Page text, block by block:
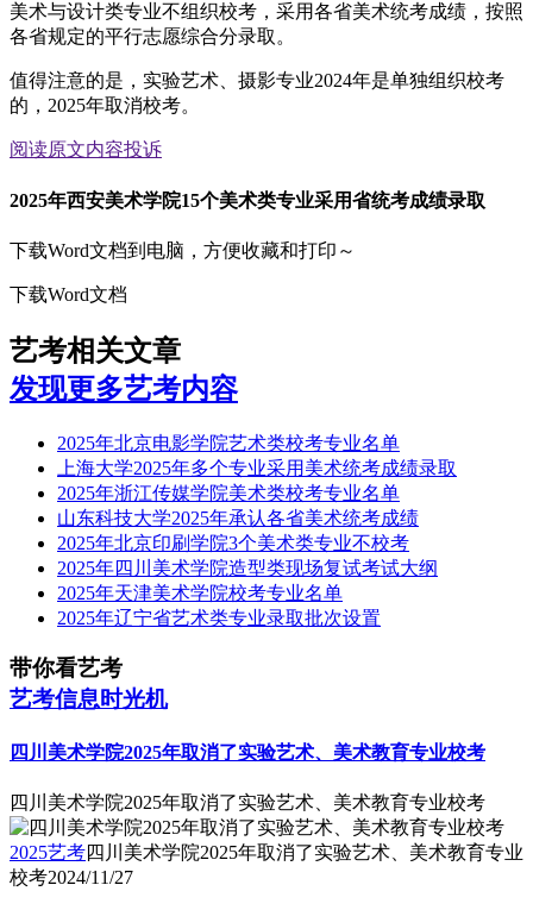
美术与设计类专业不组织校考，采用各省美术统考成绩，按照
各省规定的平行志愿综合分录取。
值得注意的是，实验艺术、摄影专业2024年是单独组织校考
的，2025年取消校考。
阅读原文内容投诉
2025年西安美术学院15个美术类专业采用省统考成绩录取
下载Word文档到电脑，方便收藏和打印～
下载Word文档
艺考相关文章
发现更多艺考内容
2025年北京电影学院艺术类校考专业名单
上海大学2025年多个专业采用美术统考成绩录取
2025年浙江传媒学院美术类校考专业名单
山东科技大学2025年承认各省美术统考成绩
2025年北京印刷学院3个美术类专业不校考
2025年四川美术学院造型类现场复试考试大纲
2025年天津美术学院校考专业名单
2025年辽宁省艺术类专业录取批次设置
带你看艺考
艺考信息时光机
四川美术学院2025年取消了实验艺术、美术教育专业校考
四川美术学院2025年取消了实验艺术、美术教育专业校考
2025艺考四川美术学院2025年取消了实验艺术、美术教育专业
校考2024/11/27